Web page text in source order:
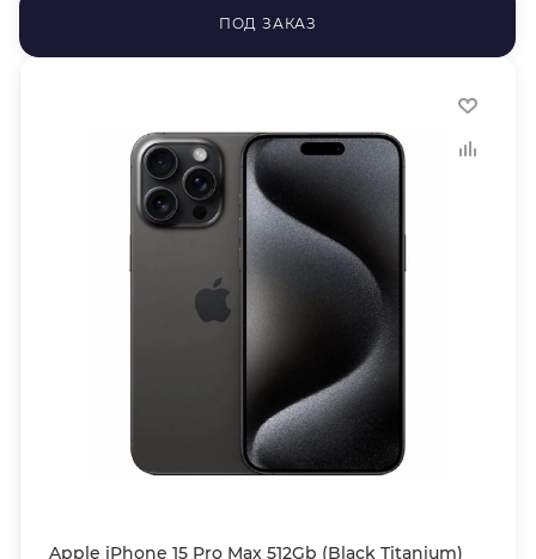
ПОД ЗАКАЗ
Apple iPhone 15 Pro Max 512Gb (Black Titanium)